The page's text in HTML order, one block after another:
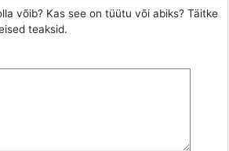
võib? Kas see on tüütu või abiks? Täitke
teaksid.